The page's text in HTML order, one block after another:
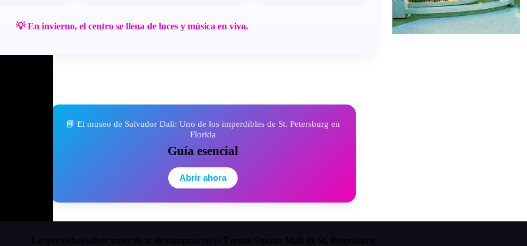
💡 En invierno, el centro se llena de luces y música en vivo.
📘 El museo de Salvador Dali: Uno de los imperdibles de St. Petersburg en
Florida
Guía esencial
Abrir ahora